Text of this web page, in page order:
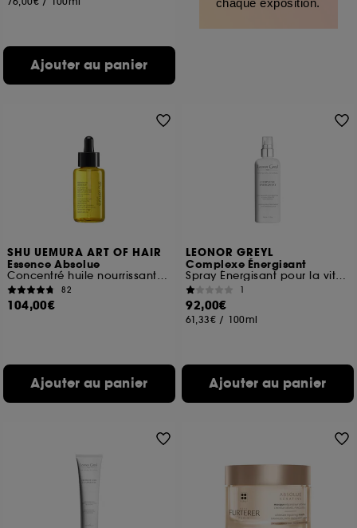
Ajouter au panier
chaque exposition.
SHU UEMURA ART OF HAIR
Essence Absolue
Concentré huile nourrissante apaisante pour cuir chevelu
82
104,00€
Ajouter au panier
LEONOR GREYL
Complexe Énergisant
Spray Énergisant pour la vitalité des cheveux
1
92,00€
61,33€ / 100ml
Ajouter au panier